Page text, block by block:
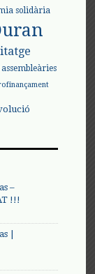
solidària
–
!!!
|